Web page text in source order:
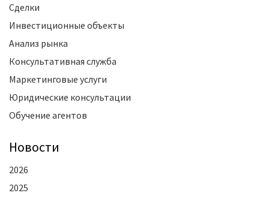
Сделки
Инвестиционные объекты
Анализ рынка
Консультативная служба
Маркетинговые услуги
Юридические консультации
Обучение агентов
Новости
2026
2025